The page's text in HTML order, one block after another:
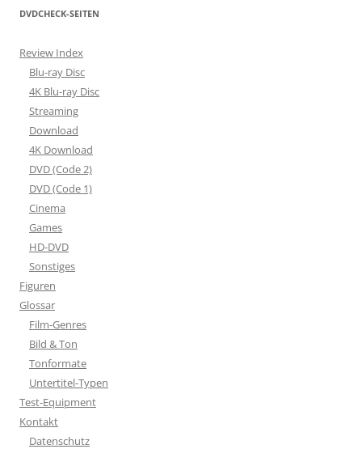
DVDCHECK-SEITEN
Review Index
Blu-ray Disc
4K Blu-ray Disc
Streaming
Download
4K Download
DVD (Code 2)
DVD (Code 1)
Cinema
Games
HD-DVD
Sonstiges
Figuren
Glossar
Film-Genres
Bild & Ton
Tonformate
Untertitel-Typen
Test-Equipment
Kontakt
Datenschutz